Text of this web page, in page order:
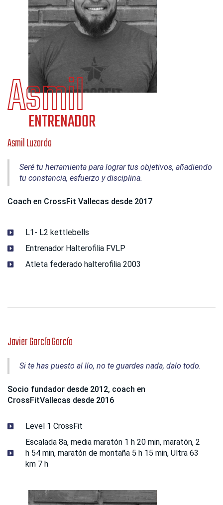
Asmil Luzardo
Seré tu herramienta para lograr tus objetivos, añadiendo
tu constancia, esfuerzo y disciplina.
Coach en CrossFit Vallecas desde 2017
L1- L2 kettlebells
Entrenador Halterofilia FVLP
Atleta federado halterofilia 2003
Javier García García
Si te has puesto al lío, no te guardes nada, dalo todo.
Socio fundador desde 2012, coach en
CrossFitVallecas desde 2016
Level 1 CrossFit
Escalada 8a, media maratón 1 h 20 min, maratón, 2
h 54 min, maratón de montaña 5 h 15 min, Ultra 63
km 7 h